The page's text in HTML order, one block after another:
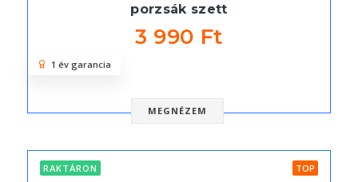
porzsák szett
3 990 Ft
MEGNÉZEM
1 év garancia
RAKTÁRON TOP